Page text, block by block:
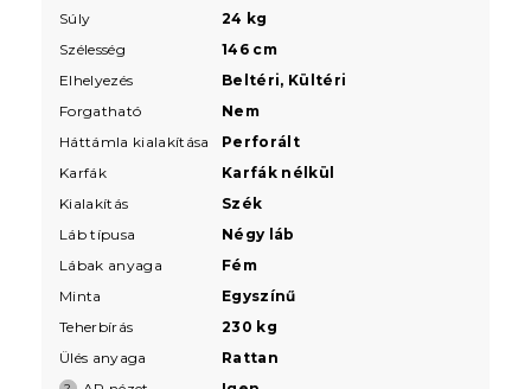
Súly
24 kg
Szélesség
146 cm
Elhelyezés
Beltéri, Kültéri
Forgatható
Nem
Háttámla kialakítása
Perforált
Karfák
Karfák nélkül
Kialakítás
Szék
Láb típusa
Négy láb
Lábak anyaga
Fém
Minta
Egyszínű
Teherbírás
230 kg
Ülés anyaga
Rattan